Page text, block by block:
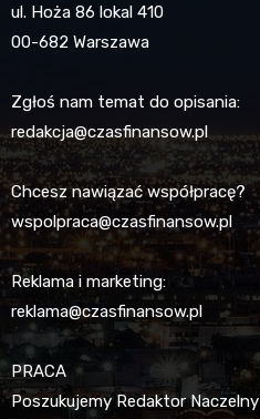
ul. Hoża 86 lokal 410
00-682 Warszawa
Zgłoś nam temat do opisania:
redakcja@czasfinansow.pl
Chcesz nawiązać współpracę?
wspolpraca@czasfinansow.pl
Reklama i marketing:
reklama@czasfinansow.pl
PRACA
Poszukujemy Redaktor Naczelny